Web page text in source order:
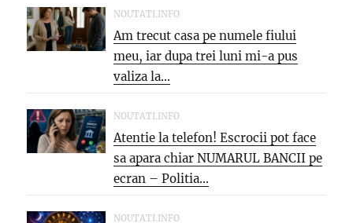
NOUTATI.INFO
Am trecut casa pe numele fiului
meu, iar dupa trei luni mi-a pus
valiza la...
NOUTATI.INFO
Atentie la telefon! Escrocii pot face
sa apara chiar NUMARUL BANCII pe
ecran – Politia...
NOUTATI.INFO